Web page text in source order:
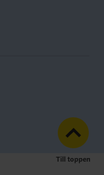
Till toppen